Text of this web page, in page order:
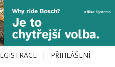
PŘIHLÁŠENÍ